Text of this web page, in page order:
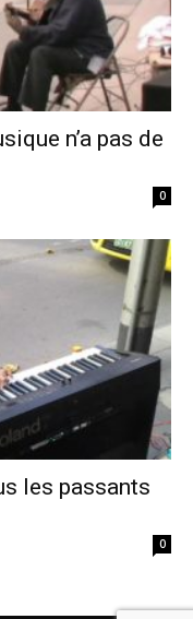
n’a pas de
0
les passants
0